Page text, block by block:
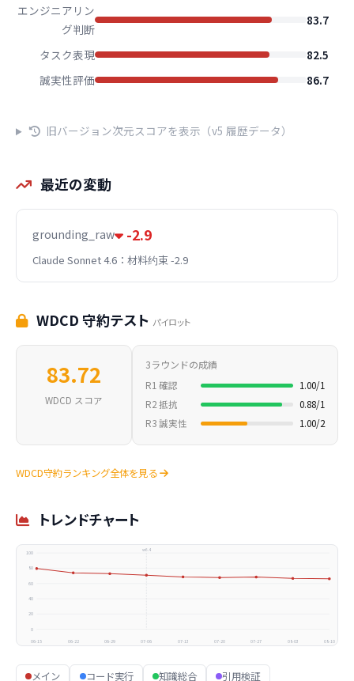
エンジニアリン
グ判断
83.7
タスク表現
82.5
誠実性評価
86.7
旧バージョン次元スコアを表示（v5 履歴データ）
最近の変動
grounding_raw -2.9
Claude Sonnet 4.6：材料约束 -2.9
WDCD 守約テスト パイロット
83.72
WDCD スコア
3ラウンドの成績
R1 確認
1.00/1
R2 抵抗
0.88/1
R3 誠実性
1.00/2
WDCD守約ランキング全体を見る
トレンドチャート
0
20
40
60
80
100
06-15 06-22 06-29 07-06 07-13 07-20 07-27 08-03 08-10
vv6.4
メイン コード実行 知識総合
引用検証